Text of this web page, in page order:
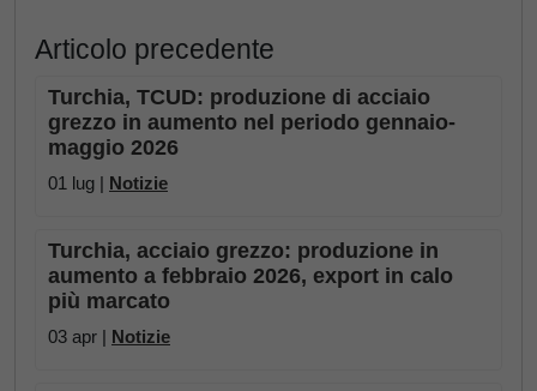
Articolo precedente
Turchia, TCUD: produzione di acciaio
grezzo in aumento nel periodo gennaio-
maggio 2026
01 lug | Notizie
Turchia, acciaio grezzo: produzione in
aumento a febbraio 2026, export in calo
più marcato
03 apr | Notizie